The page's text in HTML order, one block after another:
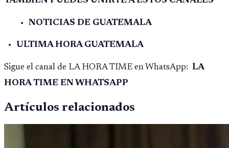
NOTICIAS DE GUATEMALA
ULTIMA HORA GUATEMALA
Sigue el canal de LA HORA TIME en WhatsApp: LA
HORA TIME EN WHATSAPP
Artículos relacionados